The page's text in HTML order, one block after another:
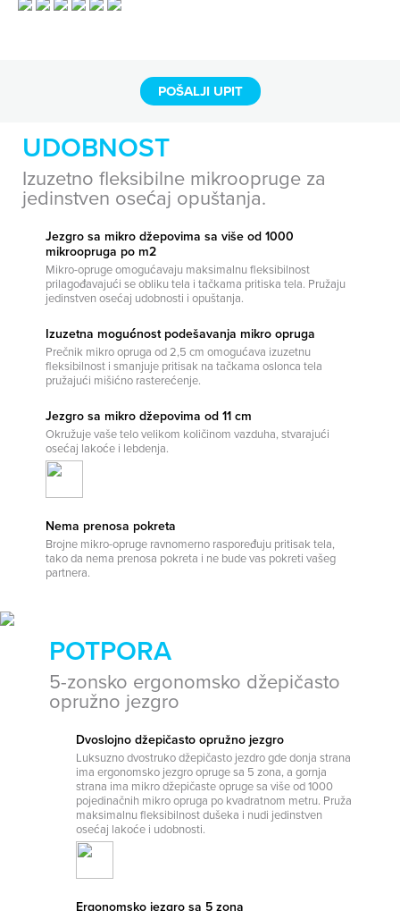
POŠALJI UPIT
UDOBNOST
Izuzetno fleksibilne mikroopruge za
jedinstven osećaj opuštanja.
Jezgro sa mikro džepovima sa više od 1000
mikroopruga po m2
Mikro-opruge omogućavaju maksimalnu fleksibilnost
prilagođavajući se obliku tela i tačkama pritiska tela. Pružaju
jedinstven osećaj udobnosti i opuštanja.
Izuzetna mogućnost podešavanja mikro opruga
Prečnik mikro opruga od 2,5 cm omogućava izuzetnu
fleksibilnost i smanjuje pritisak na tačkama oslonca tela
pružajući mišićno rasterećenje.
Jezgro sa mikro džepovima od 11 cm
Okružuje vaše telo velikom količinom vazduha, stvarajući
osećaj lakoće i lebdenja.
Nema prenosa pokreta
Brojne mikro-opruge ravnomerno raspoređuju pritisak tela,
tako da nema prenosa pokreta i ne bude vas pokreti vašeg
partnera.
POTPORA
5-zonsko ergonomsko džepičasto
opružno jezgro
Dvoslojno džepičasto opružno jezgro
Luksuzno dvostruko džepičasto jezdro gde donja strana
ima ergonomsko jezgro opruge sa 5 zona, a gornja
strana ima mikro džepičaste opruge sa više od 1000
pojedinačnih mikro opruga po kvadratnom metru. Pruža
maksimalnu fleksibilnost dušeka i nudi jedinstven
osećaj lakoće i udobnosti.
Ergonomsko jezgro sa 5 zona